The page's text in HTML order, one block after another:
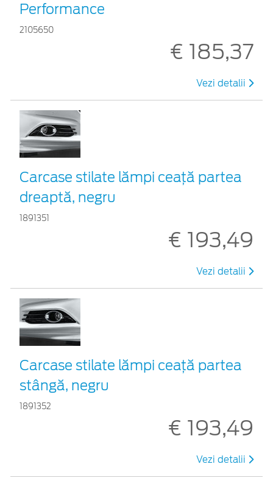
Performance
2105650
€ 185,37
Vezi detalii
Carcase stilate lămpi ceaţă partea
dreaptă, negru
1891351
€ 193,49
Vezi detalii
Carcase stilate lămpi ceaţă partea
stângă, negru
1891352
€ 193,49
Vezi detalii